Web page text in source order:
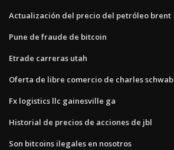
Actualización del precio del petróleo brent
Pune de fraude de bitcoin
Etrade carreras utah
Oferta de libre comercio de charles schwab
Fx logistics llc gainesville ga
Historial de precios de acciones de jbl
Son bitcoins ilegales en nosotros